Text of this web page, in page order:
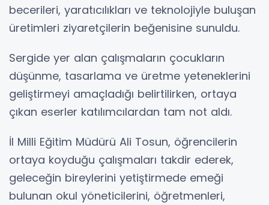
becerileri, yaratıcılıkları ve teknolojiyle buluşan
üretimleri ziyaretçilerin beğenisine sunuldu.
Sergide yer alan çalışmaların çocukların
düşünme, tasarlama ve üretme yeteneklerini
geliştirmeyi amaçladığı belirtilirken, ortaya
çıkan eserler katılımcılardan tam not aldı.
İl Milli Eğitim Müdürü Ali Tosun, öğrencilerin
ortaya koyduğu çalışmaları takdir ederek,
geleceğin bireylerini yetiştirmede emeği
bulunan okul yöneticilerini, öğretmenleri,